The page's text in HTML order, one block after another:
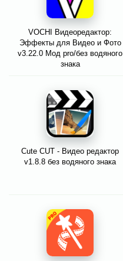
VOCHI Видеоредактор:
Эффекты для Видео и Фото
v3.22.0 Мод pro/без водяного
знака
Cute CUT - Видео редактор
v1.8.8 без водяного знака